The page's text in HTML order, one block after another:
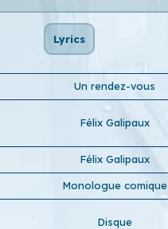
Lyrics
Un rendez-vous
Félix Galipaux
Félix Galipaux
Monologue comique
Disque